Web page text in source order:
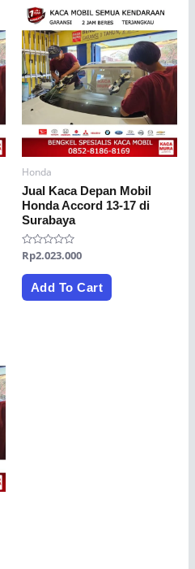
Honda
Jual Kaca Depan Mobil
Honda Accord 13-17 di
Surabaya
Rated
out
Rp2.023.000
Add To Cart